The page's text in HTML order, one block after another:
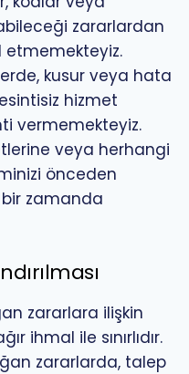
zararlardan
etmemekteyiz.
kusur veya hata
hizmet
vermemekteyiz.
veya herhangi
önceden
zamanda
zararlara ilişkin
ihmal ile sınırlıdır.
zararlarda, talep